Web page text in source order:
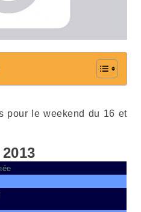
pour le weekend du 16 et